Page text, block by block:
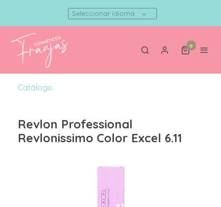
Seleccionar idioma
0
Catálogo
Revlon Professional
Revlonissimo Color Excel 6.11